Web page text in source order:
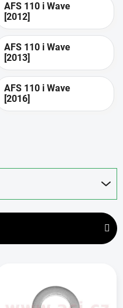
AFS 110 i Wave
[2012]
AFS 110 i Wave
[2013]
AFS 110 i Wave
[2016]